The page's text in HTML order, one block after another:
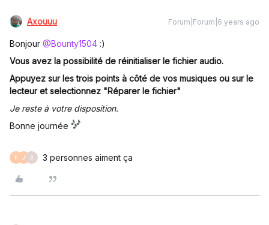
Axouuu Forum|Forum|6 years ago
Bonjour @Bounty1504 :)
Vous avez la possibilité de réinitialiser le fichier audio.
Appuyez sur les trois points à côté de vos musiques ou sur le
lecteur et selectionnez "Réparer le fichier"
Je reste à votre disposition.
Bonne journée
F J B 3 personnes aiment ça